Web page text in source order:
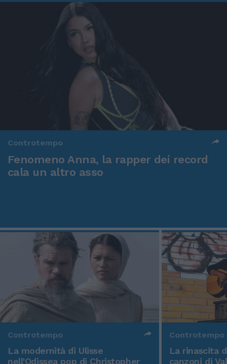
Controtempo
Fenomeno Anna, la rapper dei record
cala un altro asso
Controtempo
La modernità di Ulisse
nell'Odissea pop di Christopher
Controtempo
La rinascita
canzoni di